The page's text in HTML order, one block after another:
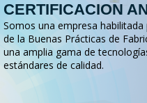
CERTIFICACION
Somos una empresa
de la Buenas Prácticas de
una amplia gama de
estándares de calidad.